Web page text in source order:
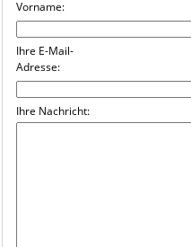
Vorname:
Ihre E-Mail-
Adresse:
Ihre Nachricht: